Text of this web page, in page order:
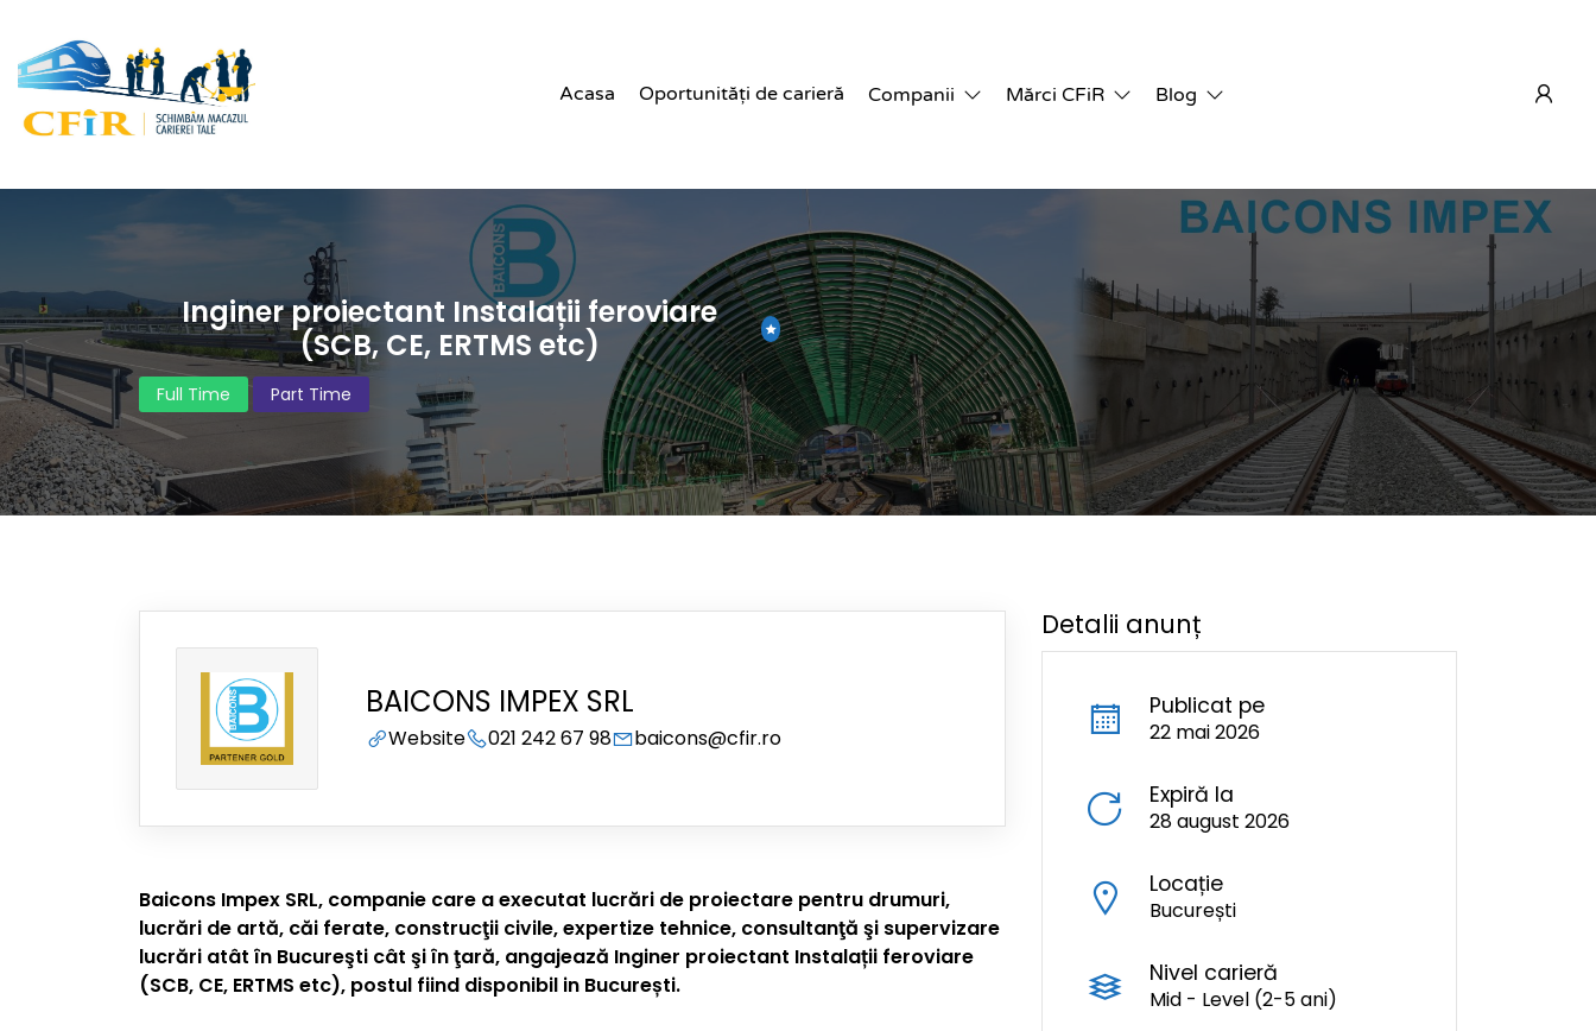
Acasa Oportunități de carieră Companii Mărci CFiR Blog
Inginer proiectant Instalații feroviare
(SCB, CE, ERTMS etc)
Full Time Part Time
BAICONS IMPEX SRL
Website 021 242 67 98 baicons@cfir.ro
Baicons Impex SRL, companie care a executat lucrări de proiectare pentru drumuri,
lucrări de artă, căi ferate, construcţii civile, expertize tehnice, consultanţă şi supervizare
lucrări atât în Bucureşti cât şi în ţară, angajează Inginer proiectant Instalații feroviare
(SCB, CE, ERTMS etc), postul fiind disponibil in București.
Detalii anunț
Publicat pe
22 mai 2026
Expiră la
28 august 2026
Locație
București
Nivel carieră
Mid - Level (2-5 ani)